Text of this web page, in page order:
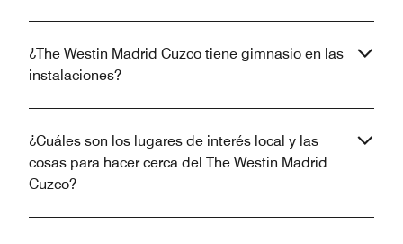
¿The Westin Madrid Cuzco tiene gimnasio en las
instalaciones?
¿Cuáles son los lugares de interés local y las
cosas para hacer cerca del The Westin Madrid
Cuzco?